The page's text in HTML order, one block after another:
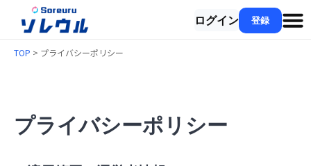
ログイン 登録
TOP > プライバシーポリシー
プライバシーポリシー